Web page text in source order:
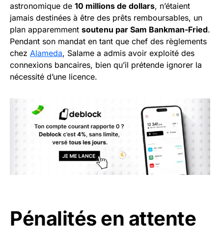
astronomique de 10 millions de dollars, n’étaient
jamais destinées à être des prêts remboursables, un
plan apparemment soutenu par Sam Bankman-Fried.
Pendant son mandat en tant que chef des règlements
chez Alameda, Salame a admis avoir exploité des
connexions bancaires, bien qu’il prétende ignorer la
nécessité d’une licence.
Pénalités en attente